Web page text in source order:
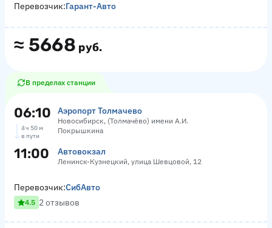
≈ 5668 руб.
Перевозчик:Гарант-Авто
В пределах станции
06:10 Аэропорт Толмачево
Новосибирск, (Толмачёво) имени А.И.
Покрышкина
4 ч 50 м
в пути
11:00 Автовокзал
Ленинск-Кузнецкий, улица Шевцовой, 12
Перевозчик:СибАвто
4.5 2 отзывов